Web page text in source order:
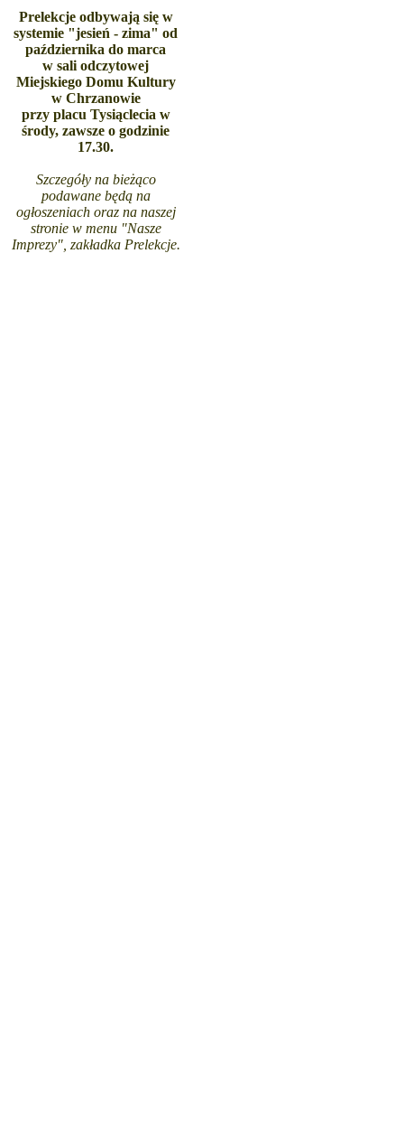
Prelekcje odbywają się w
systemie "jesień - zima" od
października do marca
w sali odczytowej
Miejskiego Domu Kultury
w Chrzanowie
przy placu Tysiąclecia w
środy, zawsze o godzinie
17.30.
Szczegóły na bieżąco
podawane będą na
ogłoszeniach oraz na naszej
stronie w menu "Nasze
Imprezy", zakładka Prelekcje.